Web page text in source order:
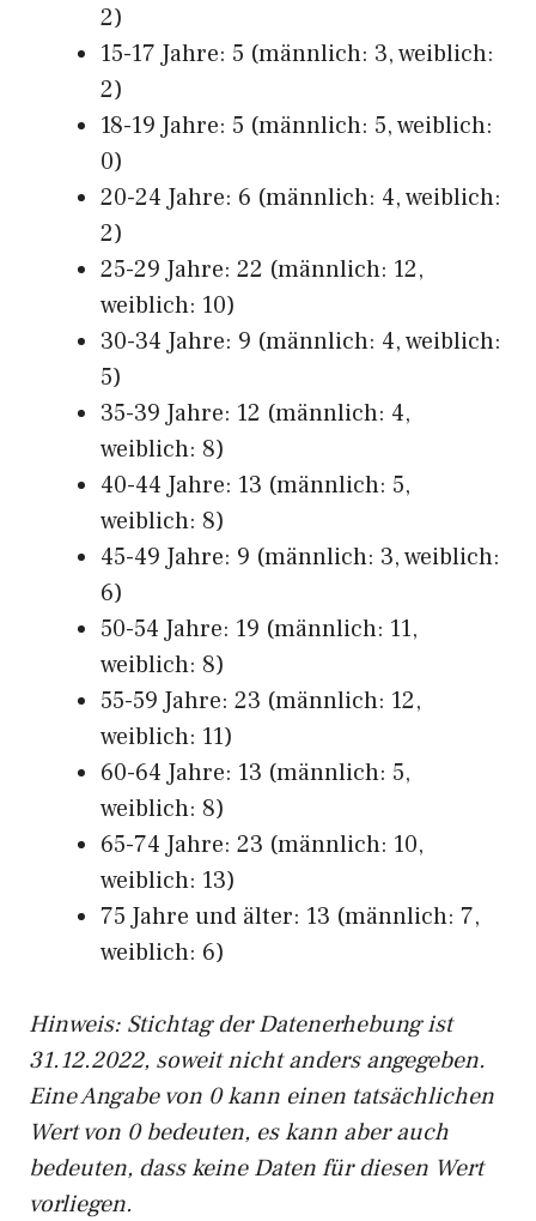
2)
15-17 Jahre: 5 (männlich: 3, weiblich:
2)
18-19 Jahre: 5 (männlich: 5, weiblich:
0)
20-24 Jahre: 6 (männlich: 4, weiblich:
2)
25-29 Jahre: 22 (männlich: 12,
weiblich: 10)
30-34 Jahre: 9 (männlich: 4, weiblich:
5)
35-39 Jahre: 12 (männlich: 4,
weiblich: 8)
40-44 Jahre: 13 (männlich: 5,
weiblich: 8)
45-49 Jahre: 9 (männlich: 3, weiblich:
6)
50-54 Jahre: 19 (männlich: 11,
weiblich: 8)
55-59 Jahre: 23 (männlich: 12,
weiblich: 11)
60-64 Jahre: 13 (männlich: 5,
weiblich: 8)
65-74 Jahre: 23 (männlich: 10,
weiblich: 13)
75 Jahre und älter: 13 (männlich: 7,
weiblich: 6)
Hinweis: Stichtag der Datenerhebung ist
31.12.2022, soweit nicht anders angegeben.
Eine Angabe von 0 kann einen tatsächlichen
Wert von 0 bedeuten, es kann aber auch
bedeuten, dass keine Daten für diesen Wert
vorliegen.